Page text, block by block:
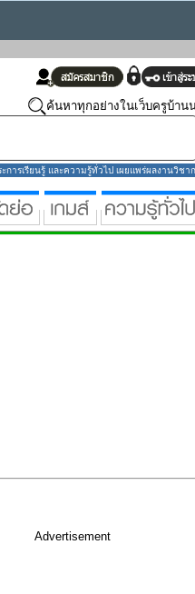
ค้นหาทุกอย่างในเว็บครูบ้าน
ารเรียนรู้ และความรู้ทั่วไป เผยแพร่ผลงานวิชา
Advertisement